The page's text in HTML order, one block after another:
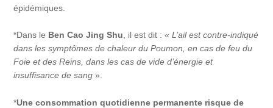
épidémiques.
*Dans le Ben Cao Jing Shu, il est dit : «L’ail est contre-indiqué
dans les symptômes de chaleur du Poumon, en cas de feu du
Foie et des Reins, dans les cas de vide d’énergie et
insuffisance de sang».
*Une consommation quotidienne permanente risque de